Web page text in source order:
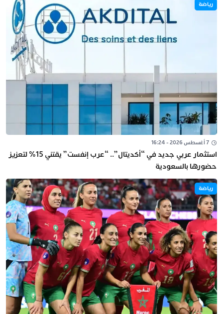
رياضة
7 أغسطس 2026 - 16:24
استثمار عربي جديد في “أكديتال”.. “عرب إنفست” يقتني 15% لتعزيز
حضورها بالسعودية
رياضة